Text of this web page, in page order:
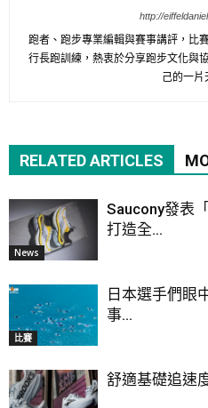
http://
跑者、跑步專業編輯與賽事講評，比
行長跑訓練，熱衷於分享跑步文化與
己的一片
RELATED ARTICLES
News
Saucony發表
打造全...
比賽
日本選手們眼
事...
舒適基礎追速